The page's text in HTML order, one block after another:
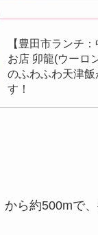
【豊田市ランチ
お店 卯龍(ウーロ
のふわふわ天津
す！
から約500mで